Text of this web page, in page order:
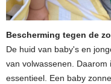
Bescherming tegen de
De huid van baby's en
van volwassenen. Daarom
essentieel. Een baby